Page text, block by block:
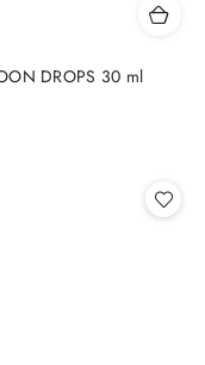
DROPS 30 ml